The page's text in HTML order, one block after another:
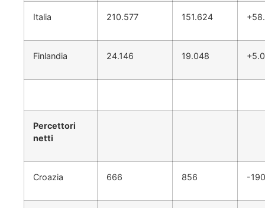
Italia 210.577 151.624
Finlandia 24.146 19.048
Percettori
netti
Croazia 666 856 -190